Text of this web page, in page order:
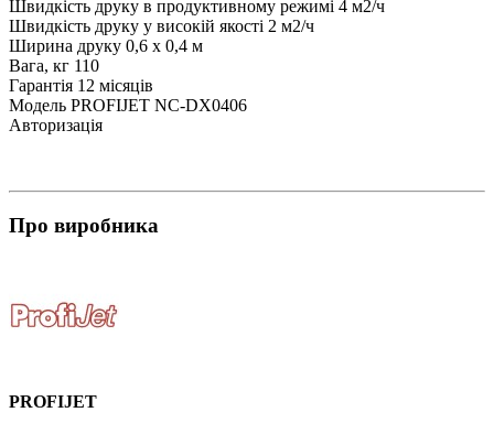
Швидкість друку в продуктивному режимі 4 м2/ч
Швидкість друку у високій якості 2 м2/ч
Ширина друку 0,6 x 0,4 м
Вага, кг 110
Гарантія 12 місяців
Модель PROFIJET NC-DX0406
Авторизація
Про виробника
PROFIJET